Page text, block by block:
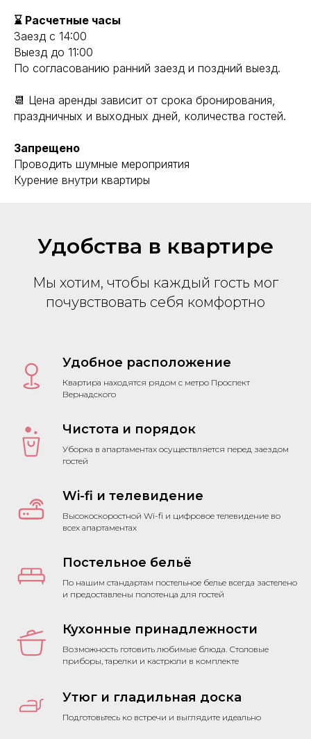
⌛ Расчетные часы
Заезд с 14:00
Выезд до 11:00
По согласованию ранний заезд и поздний выезд.
📆 Цена аренды зависит от срока бронирования,
праздничных и выходных дней, количества гостей.
Запрещено
Проводить шумные мероприятия
Курение внутри квартиры
Удобства в квартире
Мы хотим, чтобы каждый гость мог
почувствовать себя комфортно
Удобное расположение
Квартира находятся рядом с метро Проспект
Вернадского
Чистота и порядок
Уборка в апартаментах осуществляется перед заездом
гостей
Wi-fi и телевидение
Высокоскоростной Wi-fi и цифровое телевидение во
всех апартаментах
Постельное бельё
По нашим стандартам постельное белье всегда застелено
и предоставлены полотенца для гостей
Кухонные принадлежности
Возможность готовить любимые блюда. Столовые
приборы, тарелки и кастрюли в комплекте
Утюг и гладильная доска
Подготовьтесь ко встречи и выглядите идеально